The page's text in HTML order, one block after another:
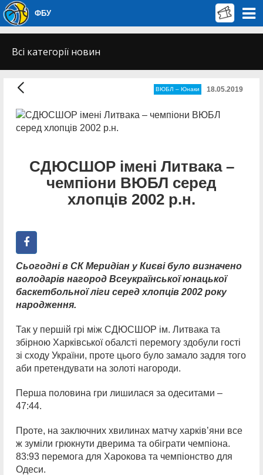
ФБУ
Всі категорії новин
ВЮБЛ – Юнаки 18.05.2019
СДЮСШОР імені Литвака –
чемпіони ВЮБЛ серед
хлопців 2002 р.н.
Сьогодні в СК Меридіан у Києві було визначено
володарів нагород Всеукраїнської юнацької
баскетбольної ліги серед хлопців 2002 року
народження.
Так у першій грі між СДЮСШОР ім. Литвака та
збірною Харківської обалсті перемогу здобули гості
зі сходу України, проте цього було замало задля того
аби претендувати на золоті нагороди.
Перша половина гри лишилася за одеситами –
47:44.
Проте, на заключних хвилинах матчу харків’яни все
ж зуміли грюкнути дверима та обіграти чемпіона.
83:93 перемога для Харокова та чемпіонство для
Одеси.